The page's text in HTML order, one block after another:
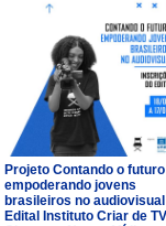
Projeto Contando o
empoderando jovens
brasileiros no
Edital Instituto Criar de